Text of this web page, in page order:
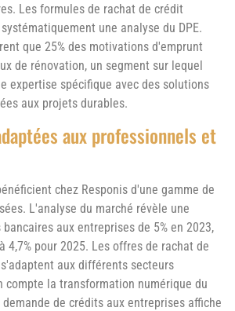
Les formules de rachat de crédit
une analyse du DPE.
que 25% des motivations d'emprunt
de rénovation, un segment sur lequel
expertise spécifique avec des solutions
aux projets durables.
aux professionnels et
chez Responis d'une gamme de
L'analyse du marché révèle une
aux entreprises de 5% en 2023,
4,7% pour 2025. Les offres de rachat de
aux différents secteurs
compte la transformation numérique du
de crédits aux entreprises affiche